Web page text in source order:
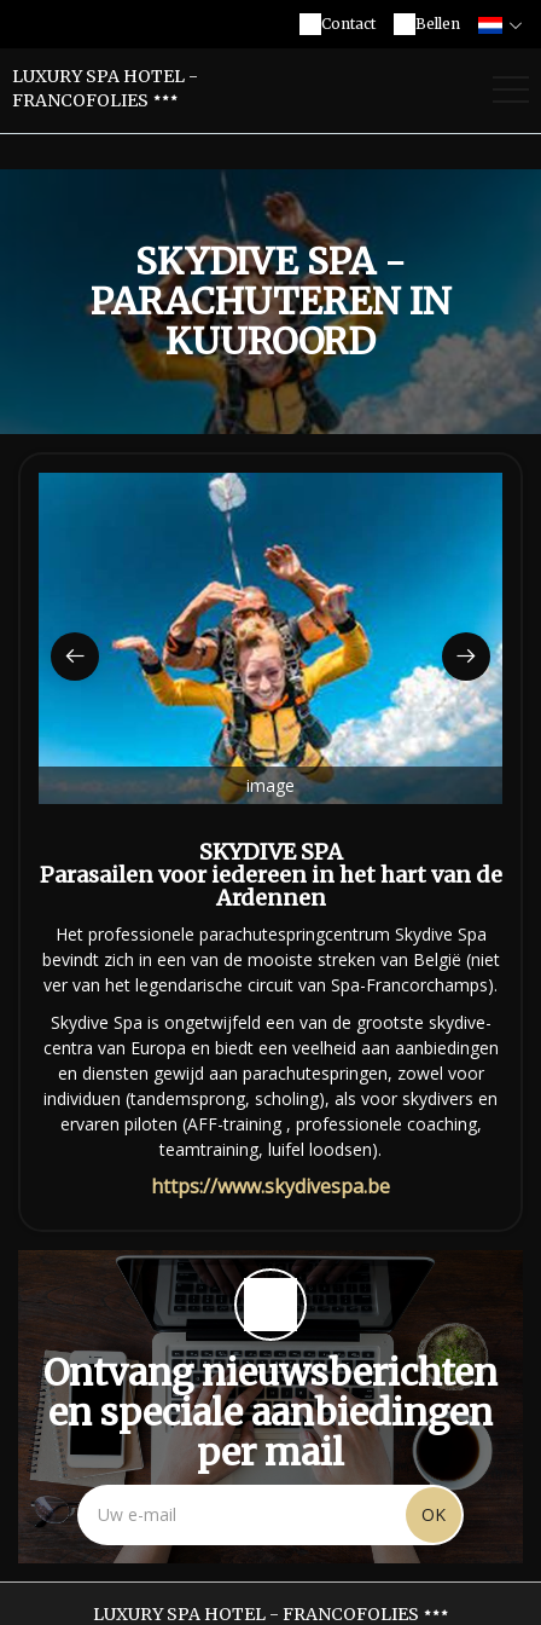
Bellen
Contact
LUXURY SPA HOTEL -
FRANCOFOLIES
SKYDIVE SPA -
PARACHUTEREN IN
KUUROORD
image
SKYDIVE SPA
Parasailen voor iedereen in het hart van de
Ardennen
Het professionele parachutespringcentrum Skydive Spa
bevindt zich in een van de mooiste streken van België (niet
ver van het legendarische circuit van Spa-Francorchamps).
Skydive Spa is ongetwijfeld een van de grootste skydive-
centra van Europa en biedt een veelheid aan aanbiedingen
en diensten gewijd aan parachutespringen, zowel voor
individuen (tandemsprong, scholing), als voor skydivers en
ervaren piloten (AFF-training , professionele coaching,
teamtraining, luifel loodsen).
https://www.skydivespa.be
Ontvang nieuwsberichten
en speciale aanbiedingen
per mail
OK
LUXURY SPA HOTEL - FRANCOFOLIES